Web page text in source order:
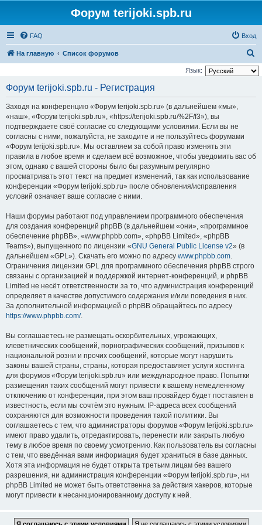
Форум terijoki.spb.ru
FAQ Вход
На главную Список форумов
о
Язык:
Форум terijoki.spb.ru - Регистрация
Заходя на конференцию «Форум terijoki.spb.ru» (в дальнейшем «мы»,
«наш», «Форум terijoki.spb.ru», «https://terijoki.spb.ru/%2F/f3»), вы
подтверждаете своё согласие со следующими условиями. Если вы не
согласны с ними, пожалуйста, не заходите и не пользуйтесь форумами
«Форум terijoki.spb.ru». Мы оставляем за собой право изменять эти
правила в любое время и сделаем всё возможное, чтобы уведомить вас об
этом, однако с вашей стороны было бы разумным регулярно
просматривать этот текст на предмет изменений, так как использование
конференции «Форум terijoki.spb.ru» после обновления/исправления
условий означает ваше согласие с ними.
Наши форумы работают под управлением программного обеспечения
для создания конференций phpBB (в дальнейшем «они», «программное
обеспечение phpBB», «www.phpbb.com», «phpBB Limited», «phpBB
Teams»), выпущенного по лицензии «GNU General Public License v2» (в
дальнейшем «GPL»). Скачать его можно по адресу www.phpbb.com.
Ограничения лицензии GPL для программного обеспечения phpBB строго
связаны с организацией и поддержкой интернет-конференций, и phpBB
Limited не несёт ответственности за то, что администрация конференций
определяет в качестве допустимого содержания и/или поведения в них.
За дополнительной информацией о phpBB обращайтесь по адресу
https://www.phpbb.com/.
Вы соглашаетесь не размещать оскорбительных, угрожающих,
клеветнических сообщений, порнографических сообщений, призывов к
национальной розни и прочих сообщений, которые могут нарушить
законы вашей страны, страны, которая предоставляет услуги хостинга
для форумов «Форум terijoki.spb.ru» или международное право. Попытки
размещения таких сообщений могут привести к вашему немедленному
отключению от конференции, при этом ваш провайдер будет поставлен в
известность, если мы сочтём это нужным. IP-адреса всех сообщений
сохраняются для возможности проведения такой политики. Вы
соглашаетесь с тем, что администраторы форумов «Форум terijoki.spb.ru»
имеют право удалить, отредактировать, перенести или закрыть любую
тему в любое время по своему усмотрению. Как пользователь вы согласны
с тем, что введённая вами информация будет храниться в базе данных.
Хотя эта информация не будет открыта третьим лицам без вашего
разрешения, ни администрация конференции «Форум terijoki.spb.ru», ни
phpBB Limited не может быть ответственна за действия хакеров, которые
могут привести к несанкционированному доступу к ней.